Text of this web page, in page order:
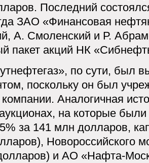
Последний
ЗАО «Финансовая
А. Смоленский и Р.
пакет акций НК
по сути, был
поскольку он был
Аналогичная
на которые
за 141 млн долларов,
Новороссийского
и АО «Нафта-